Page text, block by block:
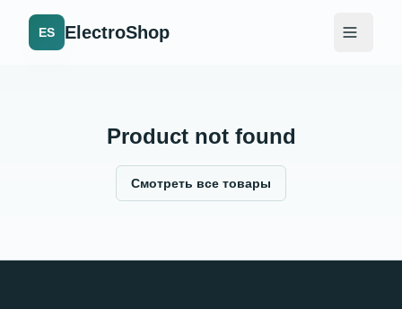
ES ElectroShop
Product not found
Смотреть все товары